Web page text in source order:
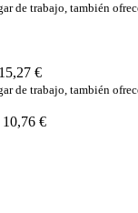
de trabajo, también
15,27 €
de trabajo, también
10,76 €